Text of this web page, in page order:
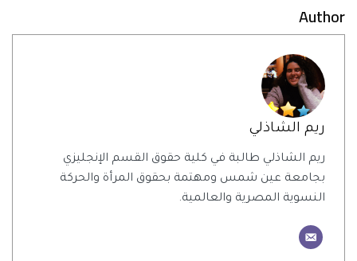
Author
ريم الشاذلي
ريم الشاذلي طالبة في كلية حقوق القسم الإنجليزي
بجامعة عين شمس ومهتمة بحقوق المرأة والحركة
النسوية المصرية والعالمية.